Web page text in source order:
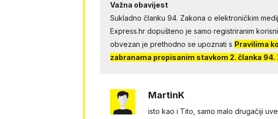
Važna obavijest
Sukladno članku 94. Zakona o elektroničkim
Express.hr dopušteno je samo registriranim
obvezan je prethodno se upoznati s Pravilima
zabranama propisanim stavkom 2. članka 94.
MartinK
isto kao i Tito, samo malo drugačiji